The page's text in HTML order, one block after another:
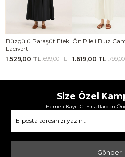
Büzgülü Paraşüt Etek
Lacivert
1.529,00 TL1.699,00 TL
Ön Pileli Bluz
1.619,00 TL
Size Özel
Hemen Kayıt Ol Fırsatlardan
Gönder